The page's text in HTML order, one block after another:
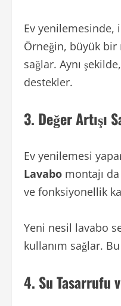
Ev yenilemesinde,
Örneğin, büyük bir
sağlar. Aynı
destekler.
3. Değer Artışı
Ev yenilemesi
Lavabo montajı
ve fonksiyonellik
Yeni nesil lavabo
kullanım sağlar.
4. Su Tasarrufu